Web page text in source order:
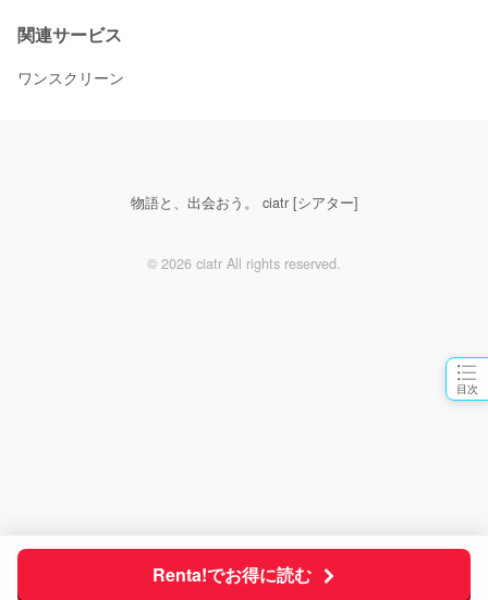
Renta!でお得に読む
目次
関連サービス
ワンスクリーン
物語と、出会おう。 ciatr [シアター]
© 2026 ciatr All rights reserved.